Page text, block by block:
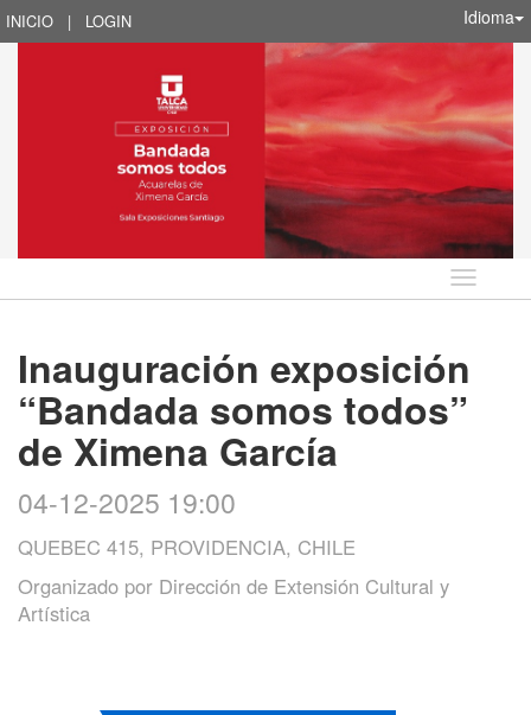
INICIO | LOGIN Idioma
Idioma
Inauguración exposición
“Bandada somos todos”
de Ximena García
04-12-2025 19:00
QUEBEC 415, PROVIDENCIA, CHILE
Organizado por Dirección de Extensión Cultural y
Artística